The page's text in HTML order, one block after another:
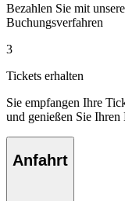
Bezahlen Sie mit
Buchungsverfahren
3
Tickets erhalten
Sie empfangen Ihre
und genießen Sie Ihren
Anfahrt